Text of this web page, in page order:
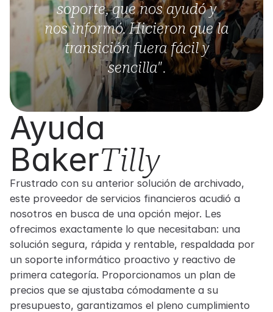
Ayuda
BakerTilly
Frustrado con su anterior solución de archivado,
este proveedor de servicios financieros acudió a
nosotros en busca de una opción mejor. Les
ofrecimos exactamente lo que necesitaban: una
solución segura, rápida y rentable, respaldada por
un soporte informático proactivo y reactivo de
primera categoría. Proporcionamos un plan de
precios que se ajustaba cómodamente a su
presupuesto, garantizamos el pleno cumplimiento
soporte, que nos ayudó y
nos informó. Hicieron que la
transición fuera fácil y
sencilla".